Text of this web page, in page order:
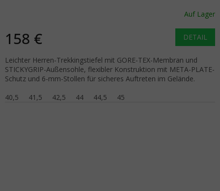
Auf Lager
158 € DETAIL
Leichter Herren-Trekkingstiefel mit GORE-TEX-Membran und
STICKYGRIP-Außensohle, flexibler Konstruktion mit META-PLATE-
Schutz und 6-mm-Stollen für sicheres Auftreten im Gelände.
40,5
41,5 42,5 44 44,5 45